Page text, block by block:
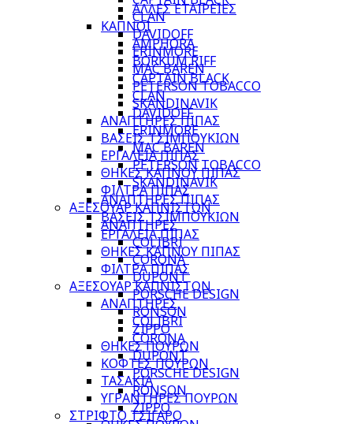
CLAN
DAVIDOFF
ERINMORE
MAC BAREN
PETERSON TOBACCO
SKANDINAVIK
ΑΝΑΠΤΗΡΕΣ ΠΙΠΑΣ
ΒΑΣΕΙΣ ΤΣΙΜΠΟΥΚΙΩΝ
ΕΡΓΑΛΕΙΑ ΠΙΠΑΣ
ΘΗΚΕΣ ΚΑΠΝΟΥ ΠΙΠΑΣ
ΦΙΛΤΡΑ ΠΙΠΑΣ
ΑΞΕΣΟΥΑΡ ΚΑΠΝΙΣΤΩΝ
ΑΝΑΠΤΗΡΕΣ
COLIBRI
CORONA
DUPONT
PORSCHE DESIGN
RONSON
ZIPPO
ΘΗΚΕΣ ΠΟΥΡΩΝ
ΚΟΦΤΕΣ ΠΟΥΡΩΝ
ΤΑΣΑΚΙΑ
ΥΓΡΑΝΤΗΡΕΣ ΠΟΥΡΩΝ
ΣΤΡΙΦΤΟ ΤΣΙΓΑΡΟ
ΑΛΛΕΣ ΕΤΑΙΡΕΙΕΣ
ΚΑΠΝΟΙ
AMPHORA
BORKUM RIFF
CAPTAIN BLACK
CLAN
DAVIDOFF
ERINMORE
MAC BAREN
PETERSON TOBACCO
SKANDINAVIK
ΑΝΑΠΤΗΡΕΣ ΠΙΠΑΣ
ΒΑΣΕΙΣ ΤΣΙΜΠΟΥΚΙΩΝ
ΕΡΓΑΛΕΙΑ ΠΙΠΑΣ
ΘΗΚΕΣ ΚΑΠΝΟΥ ΠΙΠΑΣ
ΦΙΛΤΡΑ ΠΙΠΑΣ
ΑΞΕΣΟΥΑΡ ΚΑΠΝΙΣΤΩΝ
ΑΝΑΠΤΗΡΕΣ
COLIBRI
CORONA
DUPONT
PORSCHE DESIGN
RONSON
ZIPPO